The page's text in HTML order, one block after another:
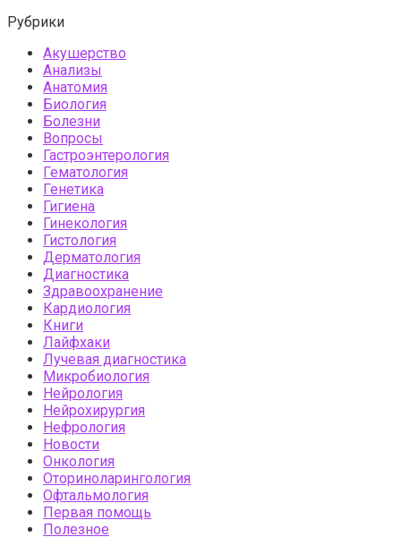
Рубрики
Акушерство
Анализы
Анатомия
Биология
Болезни
Вопросы
Гастроэнтерология
Гематология
Генетика
Гигиена
Гинекология
Гистология
Дерматология
Диагностика
Здравоохранение
Кардиология
Книги
Лайфхаки
Лучевая диагностика
Микробиология
Нейрология
Нейрохирургия
Нефрология
Новости
Онкология
Оториноларингология
Офтальмология
Первая помощь
Полезное